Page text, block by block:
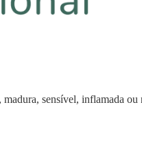
sensível, inflamada ou